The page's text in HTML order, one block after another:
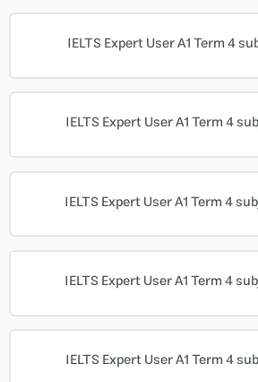
IELTS Expert User A1 Term 4
IELTS Expert User A1 Term 4
IELTS Expert User A1 Term 4
IELTS Expert User A1 Term 4
IELTS Expert User A1 Term 4